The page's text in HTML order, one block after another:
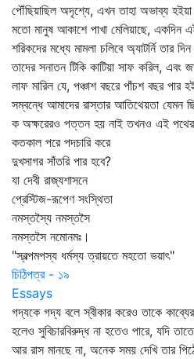
পৌঁছিয়াছিল অদৃশ্যে, এখন তাহা অভাব্য হইয়া
মতো মানুষ আকাশে পাখা মেলিয়াছে, একদিন
শরিকদের মধ্যে মামলা চলিবে অ্যাটর্নি তার
তাদের সনাতন টিকি কাটিয়া সাফ করিল, এবং
লাফ মারিল যে, পঞ্চাশ বছরে পাঁচশ বছর পার
সম্বন্ধে আমাদের রাস্তার আতিথেয়তা
ক অক্ষরেরও পত্তন হয় নাই তখনও এই পথের
কতকাল পরে পদচারি করে
দুখসাগর সাঁতরি পার হবে?
যা দেবী রাজ্যশাসনে
প্রেস্টিজ-রূপেণ সংস্থিতা
নমস্তস্যৈ নমস্তসৈ
নমস্তসৈ নমোনমঃ।
"স্বল্পমপস্য ধর্মস্য ত্রায়তে মহতো ভয়াৎ"
চিঠিপত্র - ১৯
Essays
গদ্যকে গদ্য বলে স্বীকার করেও তাকে
হলেও সুবিচারবিরুদ্ধ না হতেও পারে, যদি
আর রাস মানছে না, অনেক সময় দেখি তার